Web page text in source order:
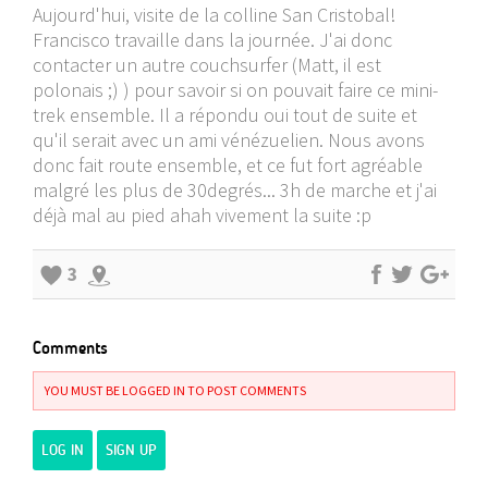
Aujourd'hui, visite de la colline San Cristobal!
Francisco travaille dans la journée. J'ai donc
contacter un autre couchsurfer (Matt, il est
polonais ;) ) pour savoir si on pouvait faire ce mini-
trek ensemble. Il a répondu oui tout de suite et
qu'il serait avec un ami vénézuelien. Nous avons
donc fait route ensemble, et ce fut fort agréable
malgré les plus de 30degrés... 3h de marche et j'ai
déjà mal au pied ahah vivement la suite :p
3
Comments
YOU MUST BE LOGGED IN TO POST COMMENTS
LOG IN SIGN UP